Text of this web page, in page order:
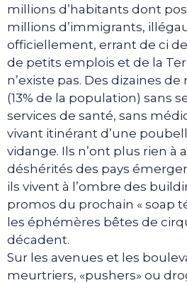
millions d’habitants dont
millions d’immigrants,
officiellement, errant de ci
de petits emplois et de la
n’existe pas. Des dizaines
(13% de la population) sans
services de santé, sans
vivant itinérant d’une
vidange. Ils n’ont plus rien à
déshérités des pays
ils vivent à l’ombre des
promos du prochain « soap
les éphémères bêtes de
décadent.
Sur les avenues et les
meurtriers, «pushers» ou